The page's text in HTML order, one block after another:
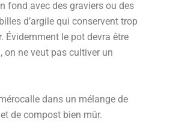
fond avec des graviers ou des
d’argile qui conservent trop
Évidemment le pot devra être
on ne veut pas cultiver un
dans un mélange de
de compost bien mûr.